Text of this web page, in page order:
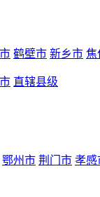
鹤壁市 新乡市 焦
直辖县级
鄂州市 荆门市 孝感